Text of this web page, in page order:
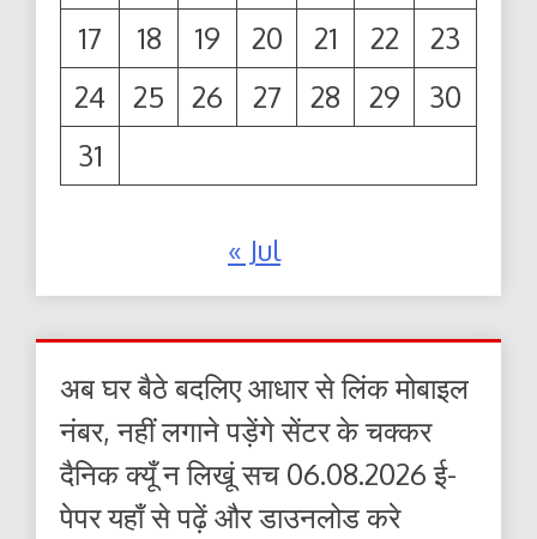
17
18 19 20 21 22
23
24
25 26 27 28 29
30
31
« Jul
अब घर बैठे बदलिए आधार से लिंक मोबाइल
नंबर, नहीं लगाने पड़ेंगे सेंटर के चक्कर
दैनिक क्यूँ न लिखूं सच 06.08.2026 ई-
पेपर यहाँ से पढ़ें और डाउनलोड करे